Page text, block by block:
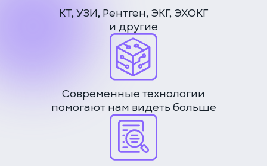
КТ, УЗИ, Рентген, ЭКГ, ЭХОКГ
и другие
Современные технологии
помогают нам видеть больше